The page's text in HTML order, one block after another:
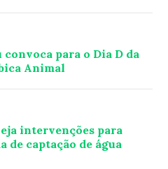
para o Dia D da
Animal
intervenções para
de captação de água